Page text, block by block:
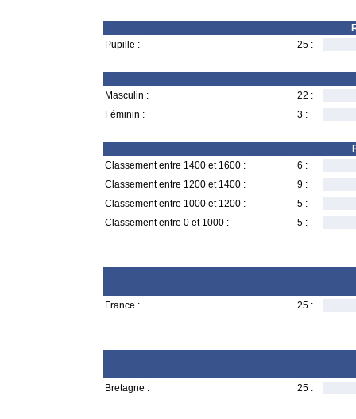
Pupille :
25 :
Masculin :
22 :
Féminin :
3 :
Classement entre 1400 et 1600 :
6 :
Classement entre 1200 et 1400 :
9 :
Classement entre 1000 et 1200 :
5 :
Classement entre 0 et 1000 :
5 :
France : 25 :
Bretagne : 25 :